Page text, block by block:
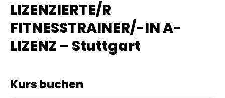
LIZENZIERTE/R
FITNESSTRAINER/-IN A-
LIZENZ – Stuttgart
Kurs buchen